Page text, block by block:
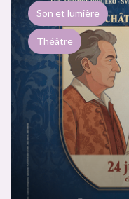
Son et lumière
Théâtre